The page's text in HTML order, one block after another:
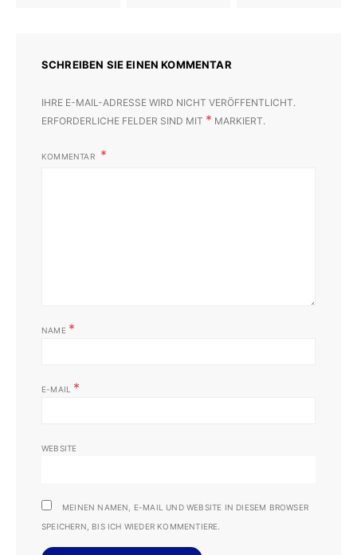
SCHREIBEN SIE EINEN KOMMENTAR
IHRE E-MAIL-ADRESSE WIRD NICHT VERÖFFENTLICHT.
ERFORDERLICHE FELDER SIND MIT * MARKIERT.
KOMMENTAR
NAME *
E-MAIL *
WEBSITE
MEINEN NAMEN, E-MAIL UND WEBSITE IN DIESEM BROWSER
SPEICHERN, BIS ICH WIEDER KOMMENTIERE.